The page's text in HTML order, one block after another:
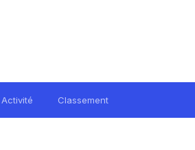
Activité Classement